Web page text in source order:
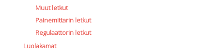
Muut letkut
Painemittarin letkut
Regulaattorin letkut
Luolakamat